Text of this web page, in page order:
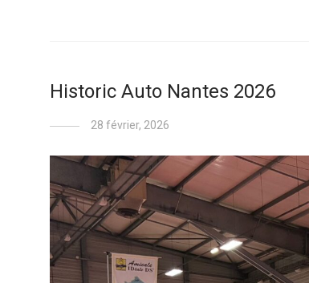
Historic Auto Nantes 2026
28 février, 2026